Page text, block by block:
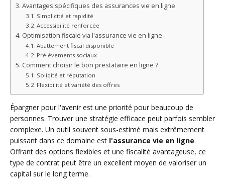
Avantages spécifiques des assurances vie en ligne
Simplicité et rapidité
Accessibilité renforcée
Optimisation fiscale via l'assurance vie en ligne
Abattement fiscal disponible
Prélèvements sociaux
Comment choisir le bon prestataire en ligne ?
Solidité et réputation
Flexibilité et variété des offres
Épargner pour l'avenir est une priorité pour beaucoup de
personnes. Trouver une stratégie efficace peut parfois sembler
complexe. Un outil souvent sous-estimé mais extrêmement
puissant dans ce domaine est l'assurance vie en ligne.
Offrant des options flexibles et une fiscalité avantageuse, ce
type de contrat peut être un excellent moyen de valoriser un
capital sur le long terme.